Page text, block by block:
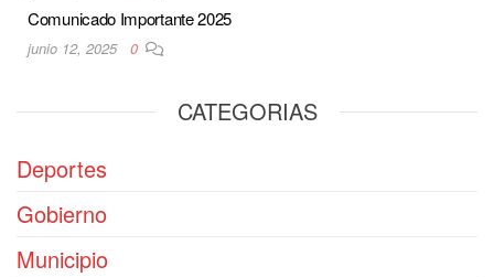
Comunicado Importante 2025
junio 12, 2025 0
CATEGORIAS
Deportes
Gobierno
Municipio